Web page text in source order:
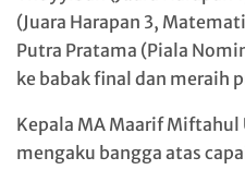
(Juara Harapan 3,
Putra Pratama (Piala
ke babak final dan meraih
Kepala MA Maarif
mengaku bangga atas